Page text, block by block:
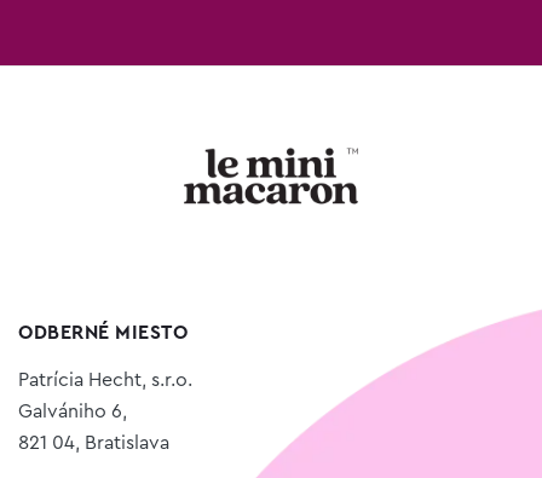
ODBERNÉ MIESTO
Patrícia Hecht, s.r.o.
Galvániho 6,
821 04, Bratislava